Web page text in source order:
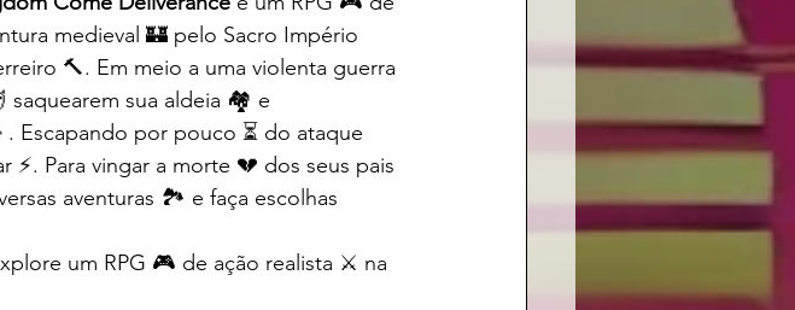
medieval 🏰 pelo Sacro Império
🔨. Em meio a uma violenta guerra
saquearem sua aldeia 🏘️ e
Escapando por pouco ⏳ do ataque
Para vingar a morte 💔 dos seus pais
aventuras 🏞️ e faça escolhas
um RPG 🎮 de ação realista ⚔️ na